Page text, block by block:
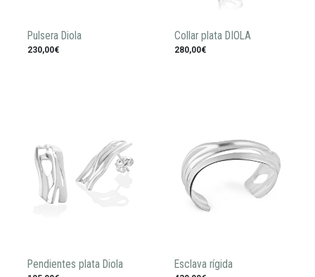
Pulsera Diola
230,00€
Collar plata DIOLA
280,00€
Pendientes plata Diola Esclava rígida